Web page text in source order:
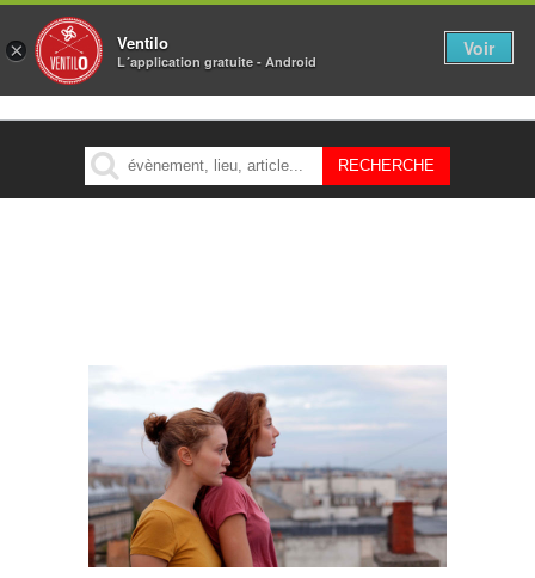
MENU
× Ventilo
L´application gratuite - Android
Voir